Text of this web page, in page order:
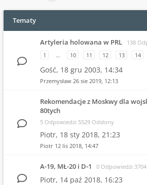
Tematy
Artyleria holowana w PRL
138
1
… 10 11 12 13 14
Gość, 18 gru 2003, 14:34
Przemysław 26 sie 2019, 12:13
Rekomendacje z Moskwy dla
80tych
5 Odpowiedzi 5529 Odsłony
Piotr, 18 sty 2018, 21:23
Piotr 12 lis 2018, 14:47
A-19, MŁ-20 i D-1 0 Odpowiedzi
Piotr, 14 paź 2018, 16:23